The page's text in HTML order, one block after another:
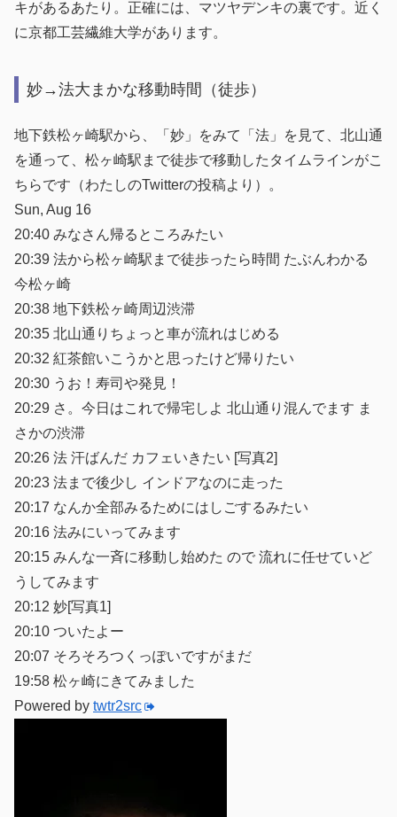
キがあるあたり。正確には、マツヤデンキの裏です。近く
に京都工芸繊維大学があります。
妙→法大まかな移動時間（徒歩）
地下鉄松ヶ崎駅から、「妙」をみて「法」を見て、北山通
を通って、松ヶ崎駅まで徒歩で移動したタイムラインがこ
ちらです（わたしのTwitterの投稿より）。
Sun, Aug 16
20:40 みなさん帰るところみたい
20:39 法から松ヶ崎駅まで徒歩ったら時間 たぶんわかる
今松ヶ崎
20:38 地下鉄松ヶ崎周辺渋滞
20:35 北山通りちょっと車が流れはじめる
20:32 紅茶館いこうかと思ったけど帰りたい
20:30 うお！寿司や発見！
20:29 さ。今日はこれで帰宅しよ 北山通り混んでます ま
さかの渋滞
20:26 法 汗ばんだ カフェいきたい [写真2]
20:23 法まで後少し インドアなのに走った
20:17 なんか全部みるためにはしごするみたい
20:16 法みにいってみます
20:15 みんな一斉に移動し始めた ので 流れに任せていど
うしてみます
20:12 妙[写真1]
20:10 ついたよー
20:07 そろそろつくっぽいですがまだ
19:58 松ヶ崎にきてみました
Powered by twtr2src